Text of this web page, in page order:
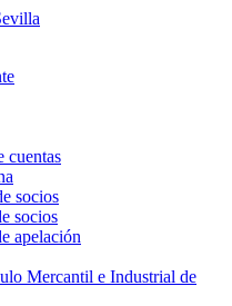
cuentas
socios
socios
apelación
Mercantil e Industrial de